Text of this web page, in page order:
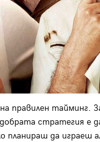
правилен тайминг.
стратегия е
планираш да играеш